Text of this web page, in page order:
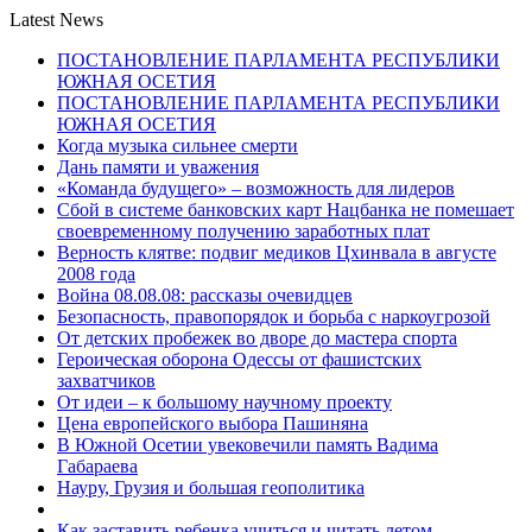
Latest News
ПОСТАНОВЛЕНИЕ ПАРЛАМЕНТА РЕСПУБЛИКИ
ЮЖНАЯ ОСЕТИЯ
ПОСТАНОВЛЕНИЕ ПАРЛАМЕНТА РЕСПУБЛИКИ
ЮЖНАЯ ОСЕТИЯ
Когда музыка сильнее смерти
Дань памяти и уважения
«Команда будущего» – возможность для лидеров
Сбой в системе банковских карт Нацбанка не помешает
своевременному получению заработных плат
Верность клятве: подвиг медиков Цхинвала в августе
2008 года
Война 08.08.08: рассказы очевидцев
Безопасность, правопорядок и борьба с наркоугрозой
От детских пробежек во дворе до мастера спорта
Героическая оборона Одессы от фашистских
захватчиков
От идеи – к большому научному проекту
Цена европейского выбора Пашиняна
В Южной Осетии увековечили память Вадима
Габараева
Науру, Грузия и большая геополитика